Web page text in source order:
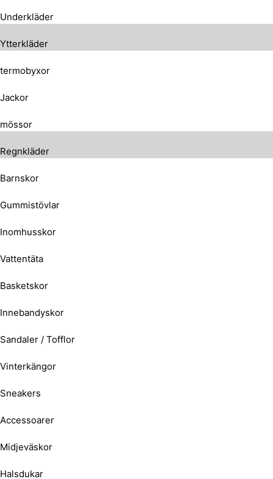
Underkläder
Ytterkläder
termobyxor
Jackor
mössor
Regnkläder
Barnskor
Gummistövlar
Inomhusskor
Vattentäta
Basketskor
Innebandyskor
Sandaler / Tofflor
Vinterkängor
Sneakers
Accessoarer
Midjeväskor
Halsdukar